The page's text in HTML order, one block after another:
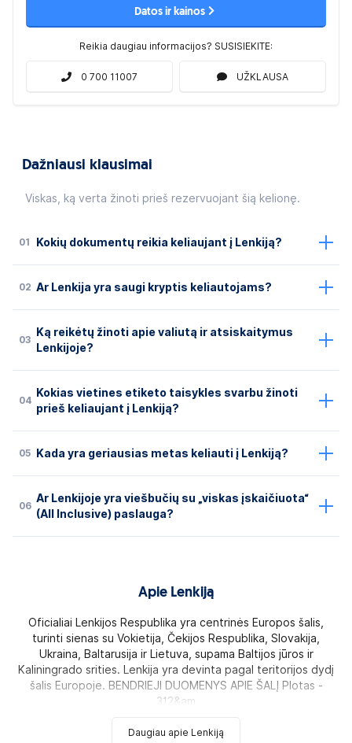
O kai grįšite iš kelionės, labai lauksime
atsiliepimas
Datos ir kainos
Reikia daugiau informacijos? SUSISIEKITE:
0 700 11007 UŽKLAUSA
Dažniausi klausimai
Viskas, ką verta žinoti prieš rezervuojant šią kelionę.
01 Kokių dokumentų reikia keliaujant į Lenkiją?
02 Ar Lenkija yra saugi kryptis keliautojams?
03
Ką reikėtų žinoti apie valiutą ir atsiskaitymus
Lenkijoje?
04
Kokias vietines etiketo taisykles svarbu žinoti
prieš keliaujant į Lenkiją?
05 Kada yra geriausias metas keliauti į Lenkiją?
06
Ar Lenkijoje yra viešbučių su „viskas įskaičiuota“
(All Inclusive) paslauga?
Apie Lenkiją
Oficialiai Lenkijos Respublika yra centrinės Europos šalis,
turinti sienas su Vokietija, Čekijos Respublika, Slovakija,
Ukraina, Baltarusija ir Lietuva, supama Baltijos jūros ir
Kaliningrado srities. Lenkija yra devinta pagal teritorijos dydį
šalis Europoje. BENDRIEJI DUOMENYS APIE ŠALĮ Plotas -
312&am
Daugiau apie Lenkiją